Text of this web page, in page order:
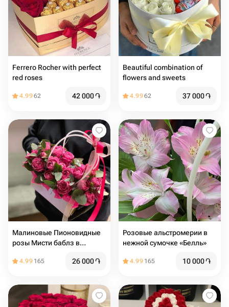
Ferrero Rocher with perfect
red roses
4.9962 42 000֏
Beautiful combination of
flowers and sweets ￼
4.9962 37 000֏
Малиновые Пионовидные
розы Мисти баблз в
4.99 165 26 000֏
Розовые альстромерии в
нежной сумочке «Белль»
4.99 165 10 000֏